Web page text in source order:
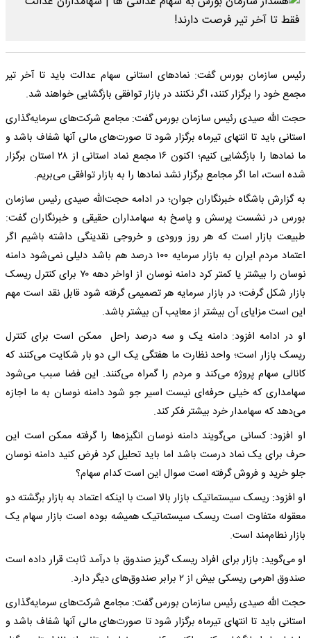
رئیس سازمان بورس گفت: نمادهای استانی‌ سهام عدالت باید تا آخر تیر
مجمع خود را برگزار کنند، اگر نکنند در بازار توافقی بازگشایی خواهند شد.
حجت الله صیدی رئیس سازمان بورس گفت: مجامع شرکت‌های سرمایه‌گذاری
استانی باید تا انتهای تیرماه برگزار شود تا صورت‌های مالی آنها شفاف باشد و
ما نمادها را بازگشایی کنیم؛ اکنون ۱۶ مجمع نماد استانی از ۲۸ استان برگزار
شده است، اما اگر مجامع برگزار نشد نمادها را به بازار توافقی می‌بریم.
به گزارش باشگاه خبرنگاران جوان؛ در ادامه حجت‌الله صیدی رئیس سازمان
بورس در نشست پرسش و پاسخ به سهامداران حقیقی و خبرنگاران گفت:
طبیعت بازار است که هر روز ورودی و خروجی نقدینگی داشته باشیم اگر
اعتماد مردم ایران به بازار سرمایه ۱۰۰ درصد هم باشد دلیلی نمی‌شود دامنه
نوسان را بیشتر یا کمتر کرد دامنه نوسان از اواخر دهه ۷۰ برای کنترل ریسک
بازار شکل گرفت؛ در بازار سرمایه هر تصمیمی گرفته شود قابل نقد است مهم
این است مزایای آن بیشتر از معایب آن بیشتر باشد.
او در ادامه افزود: دامنه یک و سه درصد راحل ممکن است برای کنترل
ریسک بازار است؛ واحد نظارت ما هفتگی یک الی دو بار شکایت می‌کنند که
کانالی سهام پروژه می‌کند و مردم را گمراه می‌کنند. این فضا سبب می‌شود
سهامداری که خیلی حرفه‌ای نیست اسیر جو شود دامنه نوسان به ما اجازه
می‌دهد که سهامدار خرد بیشتر فکر کند.
او افزود: کسانی می‌گویند دامنه نوسان انگیزه‌ها را گرفته ممکن است این
حرف برای یک نماد درست باشد اما باید تحلیل کرد فرض کنید دامنه نوسان
جلو خرید و فروش گرفته است سوال این است کدام سهام؟
او افزود: ریسک سیستماتیک بازار بالا است با اینکه اعتماد به بازار برگشته دو
معقوله متفاوت است ریسک سیستماتیک همیشه بوده است بازار سهام یک
بازار نطام‌مند است.
او می‌گوید: بازار برای افراد ریسک گریز صندوق با درآمد ثابت قرار داده است
صندوق اهرمی ریسکی بیش از ۲ برابر صندوق‌های دیگر دارد.
حجت الله صیدی رئیس سازمان بورس گفت: مجامع شرکت‌های سرمایه‌گذاری
استانی باید تا انتهای تیرماه برگزار شود تا صورت‌های مالی آنها شفاف باشد و